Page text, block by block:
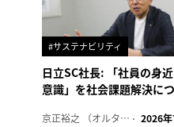
#サステナビリティ
日立SC社長: 「社員の身
意識」を社会課題解決に
京正裕之 （オルタナ副編集長） 2026